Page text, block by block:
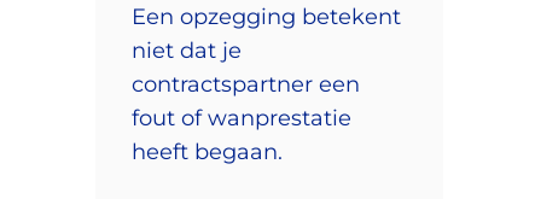
Een opzegging betekent
niet dat je
contractspartner een
fout of wanprestatie
heeft begaan.